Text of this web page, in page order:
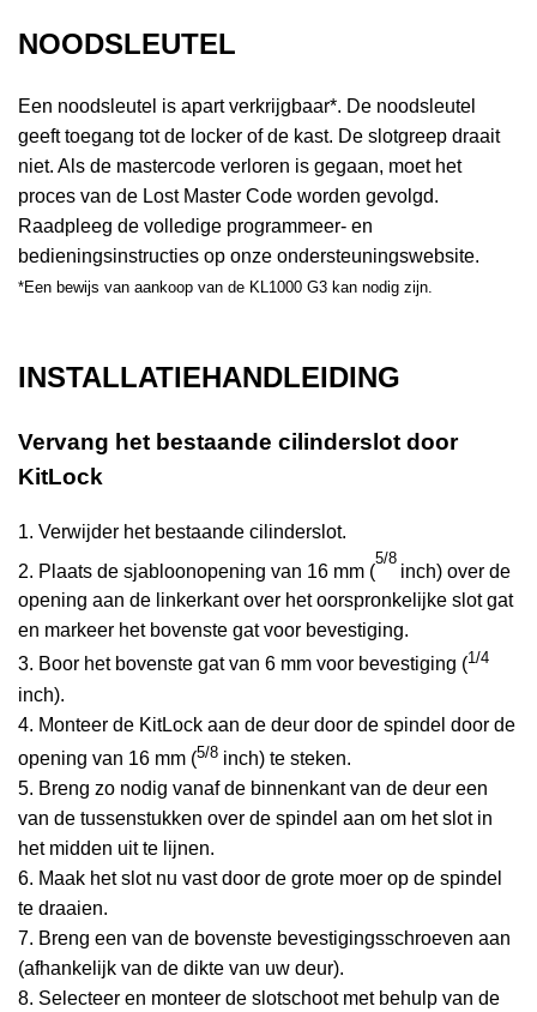
NOODSLEUTEL
Een noodsleutel is apart verkrijgbaar*. De noodsleutel
geeft toegang tot de locker of de kast. De slotgreep draait
niet. Als de mastercode verloren is gegaan, moet het
proces van de Lost Master Code worden gevolgd.
Raadpleeg de volledige programmeer- en
bedieningsinstructies op onze ondersteuningswebsite.
*Een bewijs van aankoop van de KL1000 G3 kan nodig zijn.
INSTALLATIEHANDLEIDING
Vervang het bestaande cilinderslot door
KitLock
1. Verwijder het bestaande cilinderslot.
2. Plaats de sjabloonopening van 16 mm (
5/8
inch) over de
opening aan de linkerkant over het oorspronkelijke slot gat
en markeer het bovenste gat voor bevestiging.
3. Boor het bovenste gat van 6 mm voor bevestiging (1/4
inch).
4. Monteer de KitLock aan de deur door de spindel door de
opening van 16 mm (5/8 inch) te steken.
5. Breng zo nodig vanaf de binnenkant van de deur een
van de tussenstukken over de spindel aan om het slot in
het midden uit te lijnen.
6. Maak het slot nu vast door de grote moer op de spindel
te draaien.
7. Breng een van de bovenste bevestigingsschroeven aan
(afhankelijk van de dikte van uw deur).
8. Selecteer en monteer de slotschoot met behulp van de